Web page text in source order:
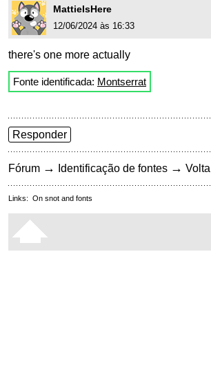
MattieIsHere
12/06/2024 às 16:33
there's one more actually
Fonte identificada: Montserrat
Responder
Fórum → Identificação de fontes →
Links: On snot and fonts